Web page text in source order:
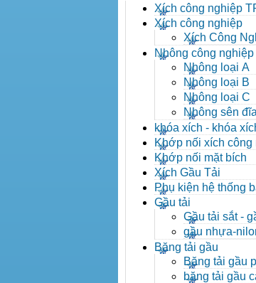
Xích công nghiệp
Toàn Phát
Xích công nghiệp
Xích Công
Xich Cong
Nhông công nghiệp
Nhông loại A
Nhông loại B
Nhông loại C
Nhông sên đĩa
khóa xích - khóa
- khóa xích công
Khớp nối xích công
Khớp nối mặt bích
Xích Gầu Tải
Phụ kiện hệ thống
Gầu tải
Gầu tải sắt -
inox
gầu nhựa-
HDPE
Băng tải gầu
Băng tải gầu
băng tải gầu